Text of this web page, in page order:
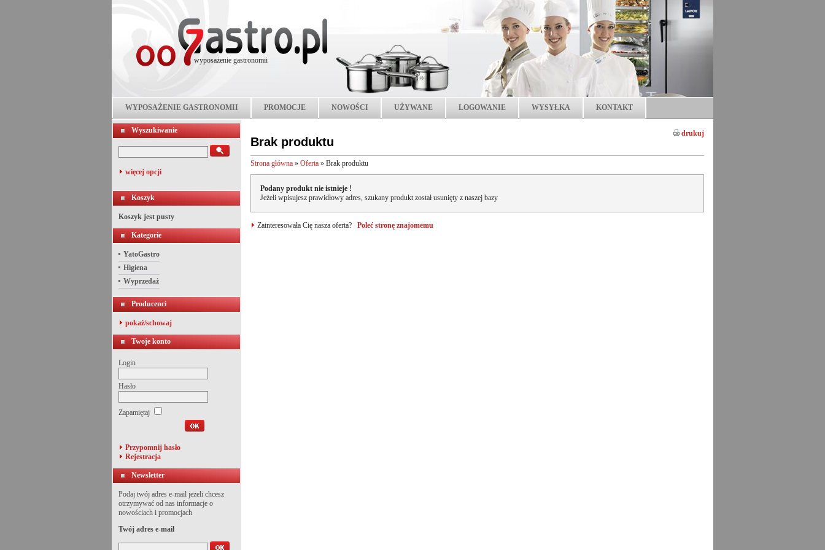
wyposażenie gastronomii
WYPOSAŻENIE GASTRONOMII PROMOCJE NOWOŚCI UŻYWANE LOGOWANIE WYSYŁKA KONTAKT
Wyszukiwanie
więcej opcji
Koszyk
Koszyk jest pusty
Kategorie
YatoGastro
Higiena
Wyprzedaż
Producenci
pokaż/schowaj
Twoje konto
Login
Hasło
Zapamiętaj
Przypomnij hasło
Rejestracja
Newsletter
Podaj twój adres e-mail jeżeli chcesz
otrzymywać od nas informacje o
nowościach i promocjach
Twój adres e-mail
drukuj
Brak produktu
Strona główna » Oferta » Brak produktu
Podany produkt nie istnieje !
Jeżeli wpisujesz prawidłowy adres, szukany produkt został usunięty z naszej bazy
Zainteresowała Cię nasza oferta? Poleć stronę znajomemu